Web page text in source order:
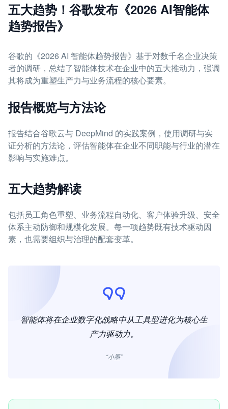
五大趋势！谷歌发布《2026 AI智能体
趋势报告》
谷歌的《2026 AI 智能体趋势报告》基于对数千名企业决策
者的调研，总结了智能体技术在企业中的五大推动力，强调
其将成为重塑生产力与业务流程的核心要素。
报告概览与方法论
报告结合谷歌云与 DeepMind 的实践案例，使用调研与实
证分析的方法论，评估智能体在企业不同职能与行业的潜在
影响与实施难点。
五大趋势解读
包括员工角色重塑、业务流程自动化、客户体验升级、安全
体系主动防御和规模化发展。每一项趋势既有技术驱动因
素，也需要组织与治理的配套变革。
智能体将在企业数字化战略中从工具型进化为核心生
产力驱动力。
“小墨”